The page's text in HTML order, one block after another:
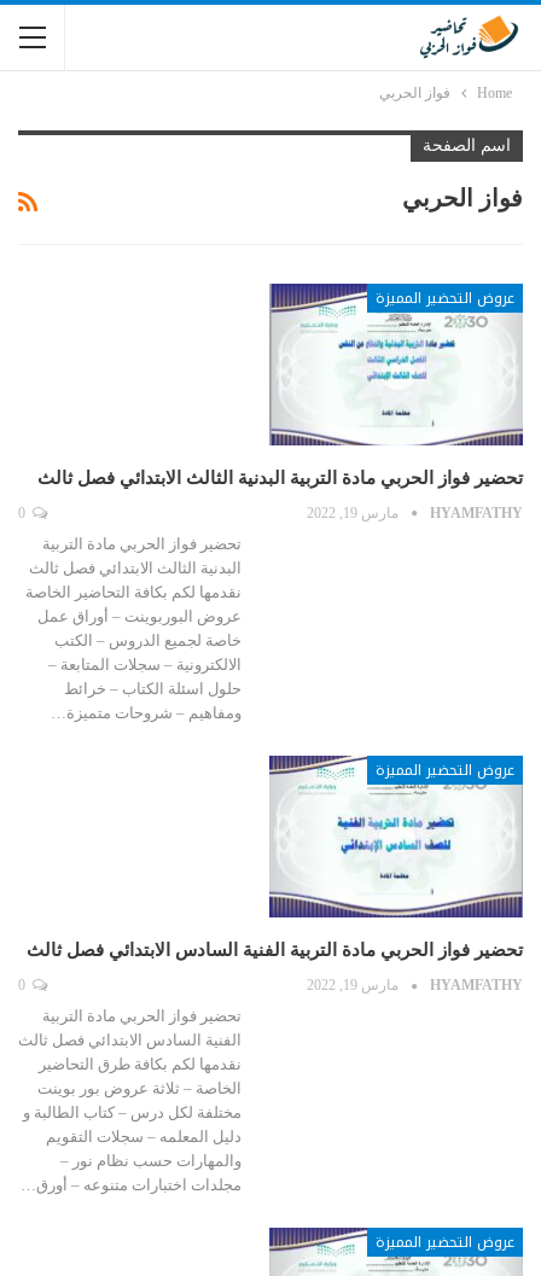
Home فواز الحربي
اسم الصفحة
فواز الحربي
عروض التحضير المميزة
تحضير فواز الحربي مادة التربية البدنية الثالث الابتدائي فصل ثالث
HYAMFATHY مارس 19, 2022
تحضير فواز الحربي مادة التربية
البدنية الثالث الابتدائي فصل ثالث
نقدمها لكم بكافة التحاضير الخاصة
عروض البوربوينت – أوراق عمل
خاصة لجميع الدروس – الكتب
الالكترونية – سجلات المتابعة –
حلول اسئلة الكتاب – خرائط
ومفاهيم – شروحات متميزة…
عروض التحضير المميزة
تحضير فواز الحربي مادة التربية الفنية السادس الابتدائي فصل ثالث
HYAMFATHY مارس 19, 2022
تحضير فواز الحربي مادة التربية
الفنية السادس الابتدائي فصل ثالث
نقدمها لكم بكافة طرق التحاضير
الخاصة – ثلاثة عروض بور بوينت
مختلفة لكل درس – كتاب الطالبة و
دليل المعلمه – سجلات التقويم
والمهارات حسب نظام نور –
مجلدات اختبارات متنوعه – أورق…
عروض التحضير المميزة